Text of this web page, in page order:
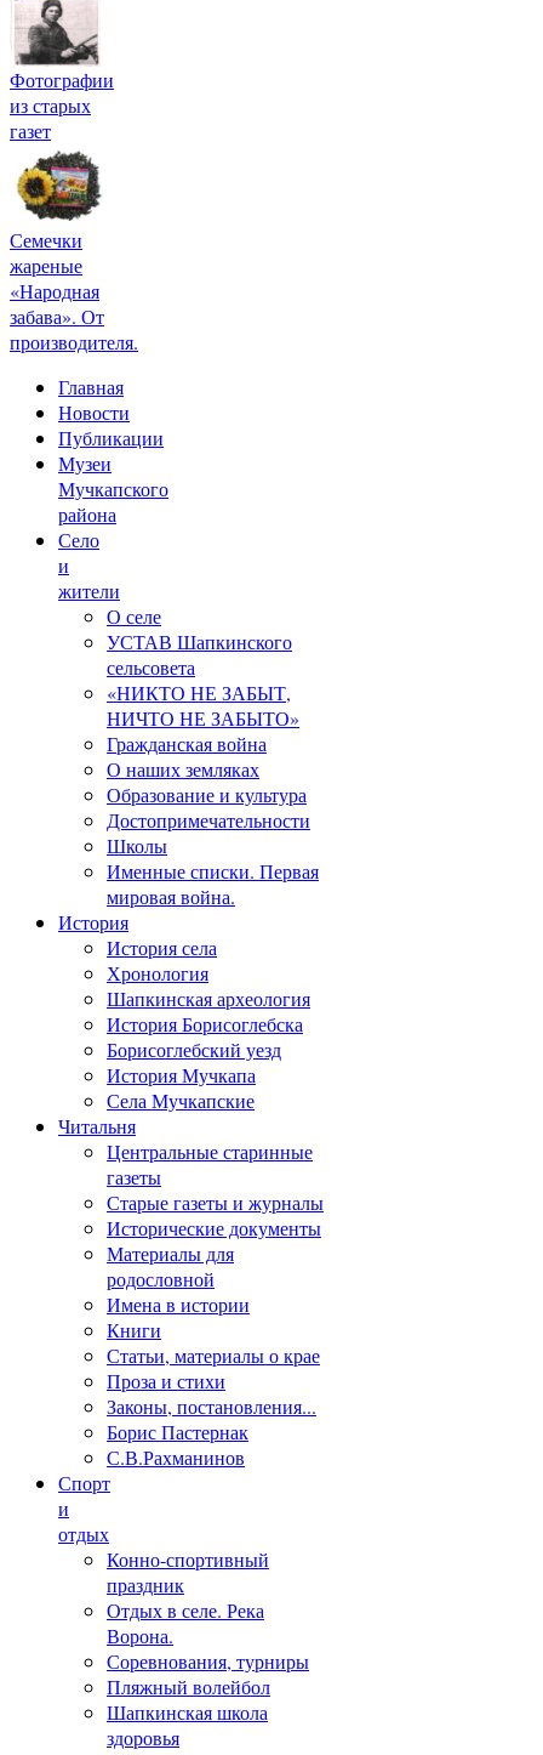
Фотографии
из старых
газет
Семечки
жареные
«Народная
забава». От
производителя.
Главная
Новости
Публикации
Музеи
Мучкапского
района
Село
и
жители
О селе
УСТАВ Шапкинского
сельсовета
«НИКТО НЕ ЗАБЫТ,
НИЧТО НЕ ЗАБЫТО»
Гражданская война
О наших земляках
Образование и культура
Достопримечательности
Школы
Именные списки. Первая
мировая война.
История
История села
Хронология
Шапкинская археология
История Борисоглебска
Борисоглебский уезд
История Мучкапа
Села Мучкапские
Читальня
Центральные старинные
газеты
Старые газеты и журналы
Исторические документы
Материалы для
родословной
Имена в истории
Книги
Статьи, материалы о крае
Проза и стихи
Законы, постановления...
Борис Пастернак
С.В.Рахманинов
Спорт
и
отдых
Конно-спортивный
праздник
Отдых в селе. Река
Ворона.
Соревнования, турниры
Пляжный волейбол
Шапкинская школа
здоровья